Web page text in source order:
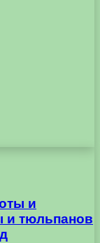
и
и тюльпанов